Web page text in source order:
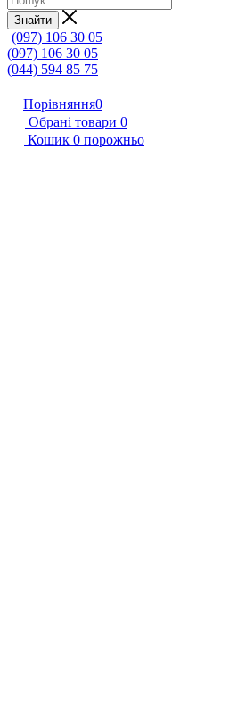
Знайти
(097) 106 30 05
(097) 106 30 05
(044) 594 85 75
Порівняння0
Обрані товари 0
Кошик 0 порожньо